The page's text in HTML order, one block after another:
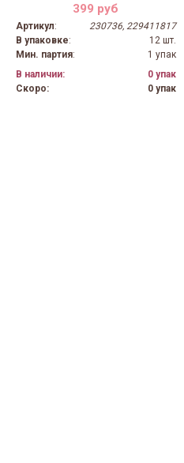
399 руб
Артикул:
230736, 229411817
В упаковке:
12 шт.
Мин. партия:
1 упак
В наличии:
0 упак
Скоро:
0 упак